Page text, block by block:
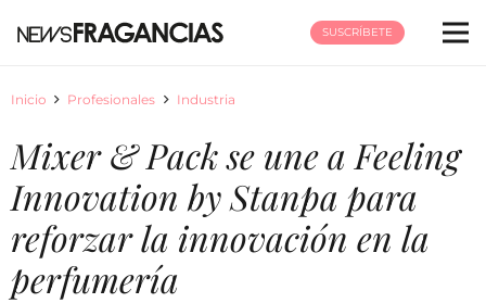
SUSCRÍBETE
Inicio Profesionales Industria
Mixer & Pack se une a Feeling
Innovation by Stanpa para
reforzar la innovación en la
perfumería